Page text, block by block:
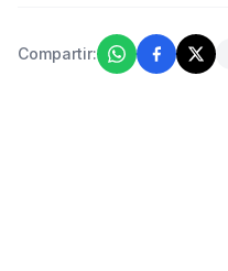
Compartir: